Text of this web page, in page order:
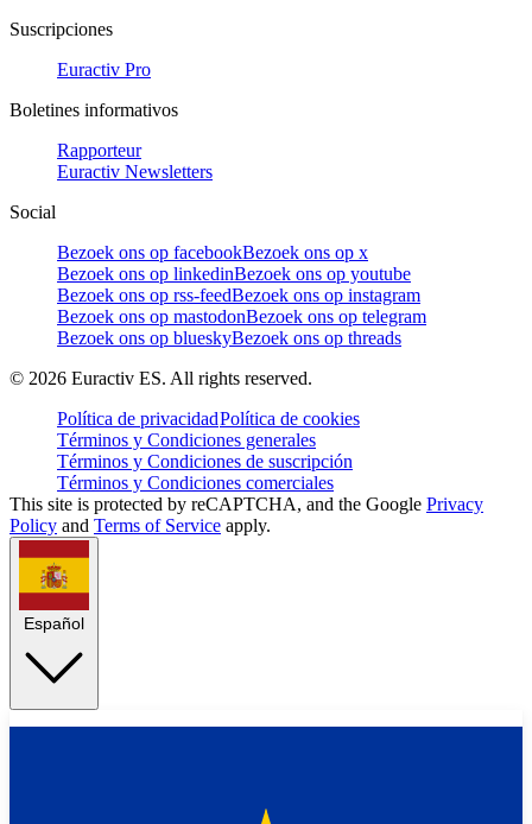
Suscripciones
Euractiv Pro
Boletines informativos
Rapporteur
Euractiv Newsletters
Social
Bezoek ons op facebookBezoek ons op x
Bezoek ons op linkedinBezoek ons op youtube
Bezoek ons op rss-feedBezoek ons op instagram
Bezoek ons op mastodonBezoek ons op telegram
Bezoek ons op blueskyBezoek ons op threads
© 2026 Euractiv ES. All rights reserved.
Política de privacidadPolítica de cookies
Términos y Condiciones generales
Términos y Condiciones de suscripción
Términos y Condiciones comerciales
This site is protected by reCAPTCHA, and the Google Privacy
Policy and Terms of Service apply.
Español